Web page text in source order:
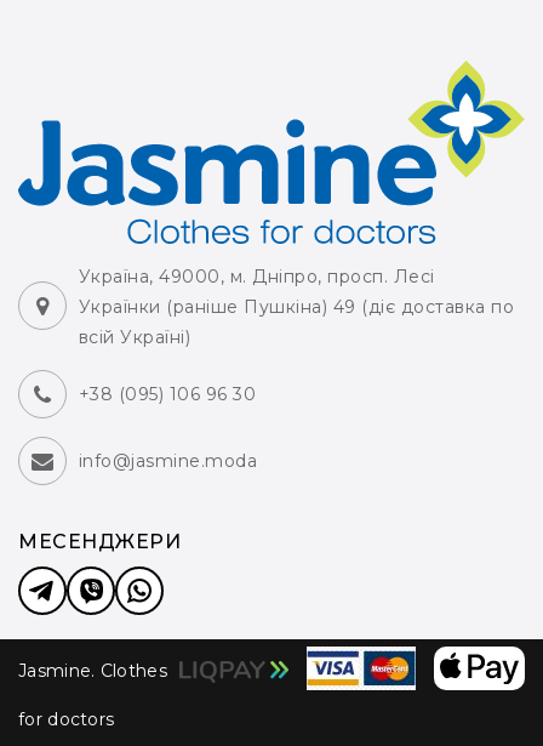
Україна, 49000, м. Дніпро, просп. Лесі
Українки (раніше Пушкіна) 49 (діє доставка по
всій Україні)
+38 (095) 106 96 30
info@jasmine.moda
МЕСЕНДЖЕРИ
Jasmine. Clothes
for doctors